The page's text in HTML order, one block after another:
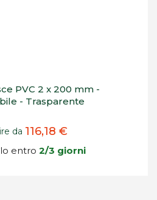
PVC 2 x 200 mm -
- Trasparente
da 116,18 €
entro 2/3 giorni